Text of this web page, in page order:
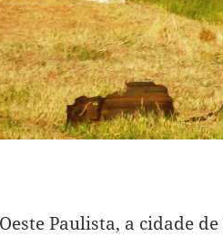
Paulista, a cidade de